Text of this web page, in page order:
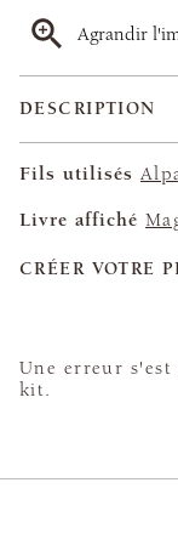
Agrandir
DESCRIPTION
Fils utilisés
Livre affiché
CRÉER VOTRE
Une erreur
kit.